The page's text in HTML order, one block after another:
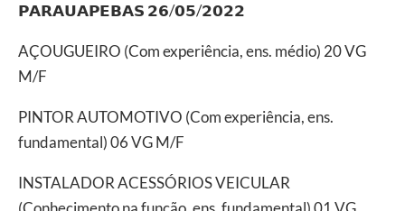
𝗣𝗔𝗥𝗔𝗨𝗔𝗣𝗘𝗕𝗔𝗦 𝟮𝟲/𝟬𝟱/𝟮𝟬𝟮𝟮
AÇOUGUEIRO (Com experiência, ens. médio) 20 VG
M/F
PINTOR AUTOMOTIVO (Com experiência, ens.
fundamental) 06 VG M/F
INSTALADOR ACESSÓRIOS VEICULAR